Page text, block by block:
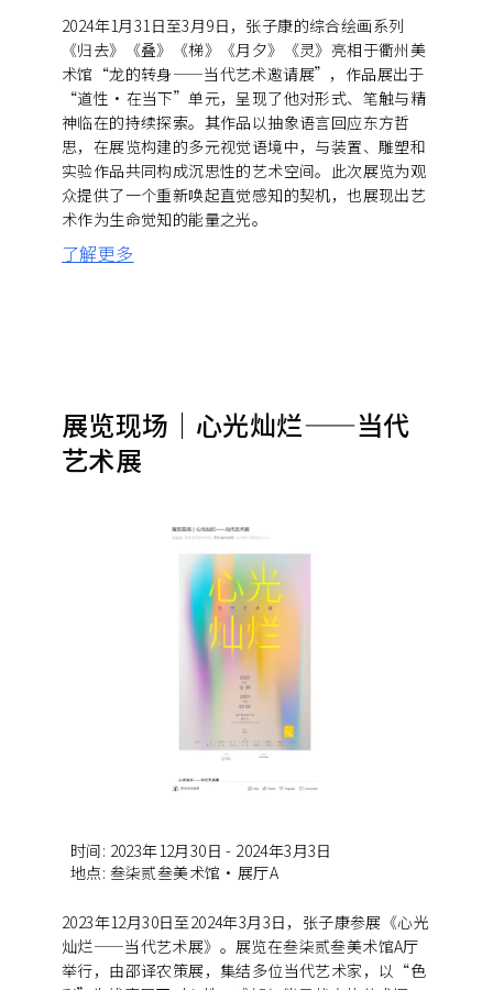
2024年1月31日至3月9日，张子康的综合绘画系列
《归去》《叠》《梯》《月夕》《灵》亮相于衢州美
术馆“龙的转身——当代艺术邀请展”，作品展出于
“道性·在当下”单元，呈现了他对形式、笔触与精
神临在的持续探索。其作品以抽象语言回应东方哲
思，在展览构建的多元视觉语境中，与装置、雕塑和
实验作品共同构成沉思性的艺术空间。此次展览为观
众提供了一个重新唤起直觉感知的契机，也展现出艺
术作为生命觉知的能量之光。
了解更多
展览现场｜心光灿烂——当代
艺术展
时间: 2023年12月30日 - 2024年3月3日
地点: 叁柒贰叁美术馆·展厅A
2023年12月30日至2024年3月3日，张子康参展《心光
灿烂——当代艺术展》。展览在叁柒贰叁美术馆A厅
举行，由邵译农策展，集结多位当代艺术家，以“色